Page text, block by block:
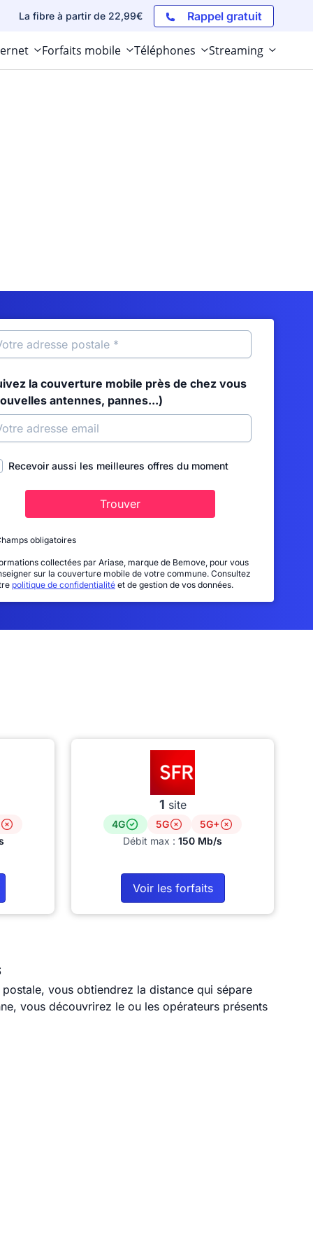
La fibre à partir de 22,99€ Rappel gratuit
Forfaits mobile Téléphones Streaming
la couverture mobile près de chez vous
antennes, pannes...)
Recevoir aussi les meilleures offres du moment
Trouver
obligatoires
collectées par Ariase, marque de Bemove, pour vous
sur la couverture mobile de votre commune. Consultez
politique de confidentialité et de gestion de vos données.
1 site
4G 5G
5G+
Débit max : 150 Mb/s
Voir les forfaits
vous obtiendrez la distance qui sépare
vous découvrirez le ou les opérateurs présents